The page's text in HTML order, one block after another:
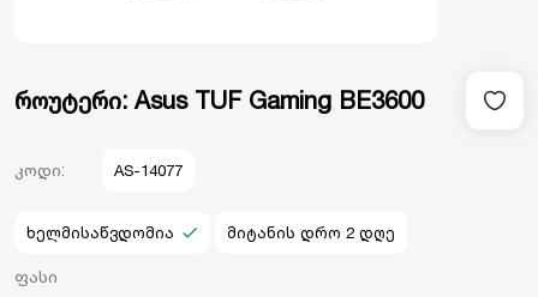
როუტერი: Asus TUF Gaming BE3600
კოდი: AS-14077
ხელმისაწვდომია მიტანის დრო 2 დღე
ფასი